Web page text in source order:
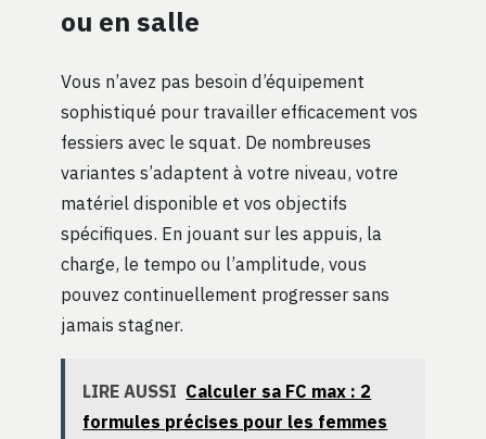
ou en salle
Vous n’avez pas besoin d’équipement
sophistiqué pour travailler efficacement vos
fessiers avec le squat. De nombreuses
variantes s’adaptent à votre niveau, votre
matériel disponible et vos objectifs
spécifiques. En jouant sur les appuis, la
charge, le tempo ou l’amplitude, vous
pouvez continuellement progresser sans
jamais stagner.
LIRE AUSSI Calculer sa FC max : 2
formules précises pour les femmes